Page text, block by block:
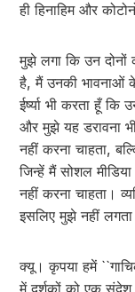
ही हिनाहिम और
मुझे लगा कि उन दोनों
है, मैं उनकी भावनाओं
ईर्ष्या भी करता हूँ
और मुझे यह डरावना
नहीं करना चाहता,
जिन्हें मैं सोशल
नहीं करना चाहता।
इसलिए मुझे नहीं
क्यू। कृपया हमें
में दर्शकों को एक संदेश